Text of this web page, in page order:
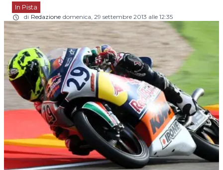
In Pista
di Redazione domenica, 29 settembre 2013 alle 12:35